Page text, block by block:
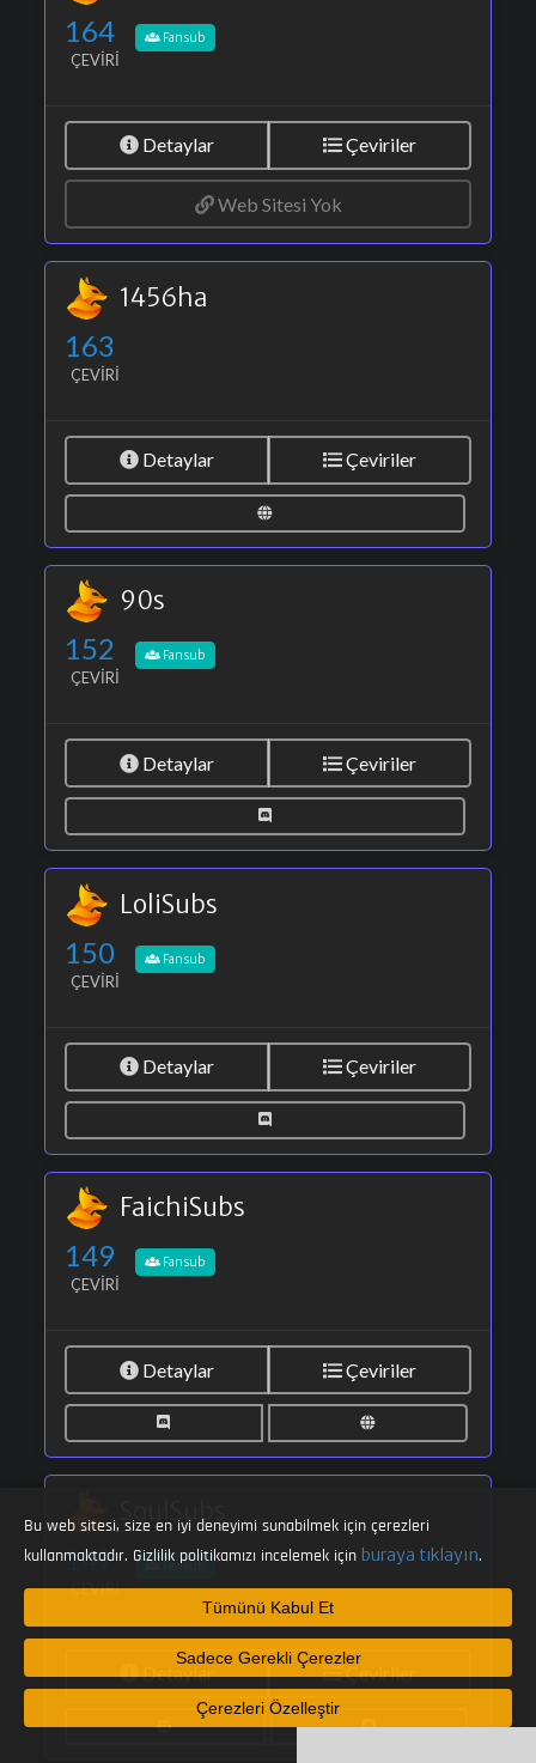
164
ÇEVIRI
Fansub
Detaylar Çeviriler
Web Sitesi Yok
1456ha
163
ÇEVIRI
Detaylar Çeviriler
90s
152
ÇEVIRI
Fansub
Detaylar Çeviriler
LoliSubs
150
ÇEVIRI
Fansub
Detaylar Çeviriler
FaichiSubs
149
ÇEVIRI
Fansub
Detaylar Çeviriler
SoulSubs
147
ÇEVIRI
Fansub
Detaylar Çeviriler
Bu web sitesi, size en iyi deneyimi sunabilmek için çerezleri
kullanmaktadır. Gizlilik politikamızı incelemek için buraya tıklayın.
Tümünü Kabul Et
Sadece Gerekli Çerezler
Çerezleri Özelleştir